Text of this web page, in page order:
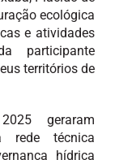
ecológica
e atividades
participante
territórios de
geraram
rede técnica
hídrica